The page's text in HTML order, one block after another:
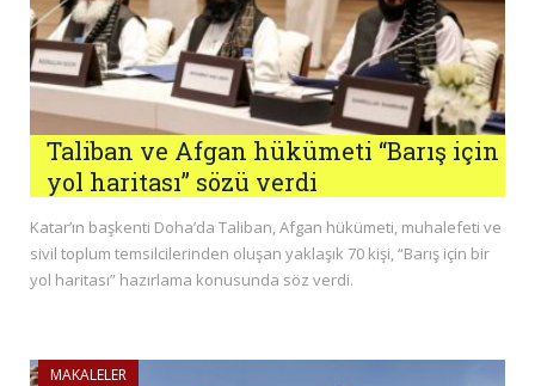
Taliban ve Afgan hükümeti “Barış için
yol haritası” sözü verdi
Katar’ın başkenti Doha’da Taliban, Afgan hükümeti, muhalefeti ve
sivil toplum temsilcilerinden oluşan yaklaşık 70 kişi, “Barış için bir
yol haritası” hazırlama konusunda söz verdi.
MAKALELER